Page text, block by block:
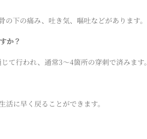
下の痛み、吐き気、嘔吐などがあります。
か？
行われ、通常3〜4箇所の穿刺で済みます。
に早く戻ることができます。